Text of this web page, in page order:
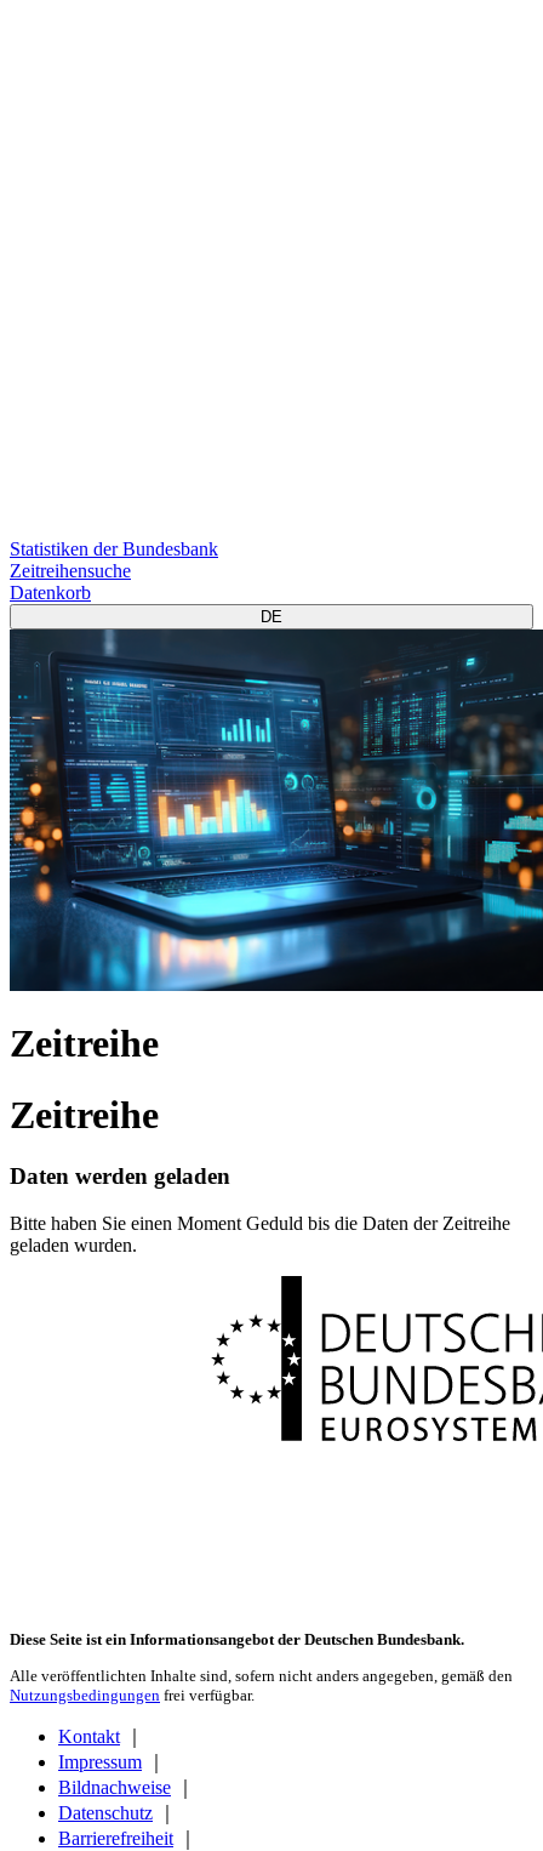
Statistiken der Bundesbank
Zeitreihensuche
Datenkorb
DE
Zeitreihe
Zeitreihe
Daten werden geladen
Bitte haben Sie einen Moment Geduld bis die Daten der Zeitreihe
geladen wurden.
Diese Seite ist ein Informationsangebot der Deutschen Bundesbank.
Alle veröffentlichten Inhalte sind, sofern nicht anders angegeben, gemäß den
Nutzungsbedingungen frei verfügbar.
Kontakt
Impressum
Bildnachweise
Datenschutz
Barrierefreiheit